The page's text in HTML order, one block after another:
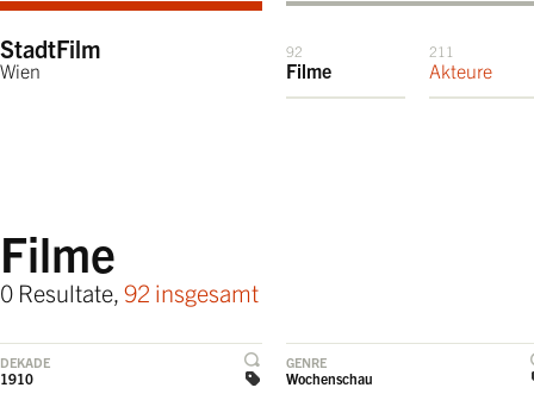
StadtFilm
Wien
92
Filme
211
Akteure
Filme
0 Resultate, 92 insgesamt
DEKADE
1910
GENRE
Wochenschau